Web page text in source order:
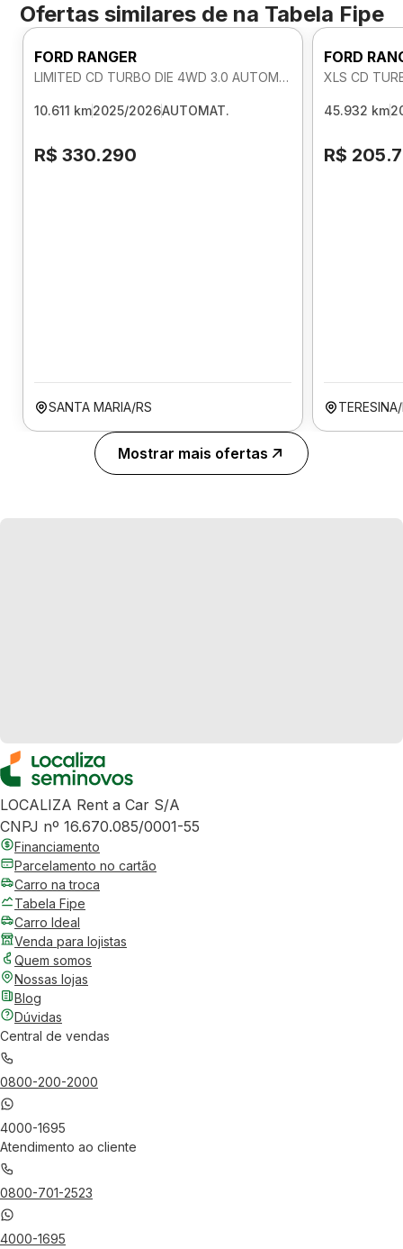
Ofertas similares de na Tabela Fipe
FORD RANGER
LIMITED CD TURBO DIE 4WD 3.0 AUTOMATICO
10.611 km2025/2026AUTOMAT.
R$ 330.290
SANTA MARIA/RS
FORD
XLS CD
45.932 km
R$
Mostrar mais ofertas
LOCALIZA Rent a Car S/A
CNPJ nº 16.670.085/0001-55
Financiamento
Parcelamento no cartão
Carro na troca
Tabela Fipe
Carro Ideal
Venda para lojistas
Quem somos
Nossas lojas
Blog
Dúvidas
Central de vendas
0800-200-2000
4000-1695
Atendimento ao cliente
0800-701-2523
4000-1695